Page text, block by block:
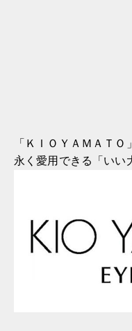
「ＫＩＯＹＡＭＡＴ
永く愛用できる「いい